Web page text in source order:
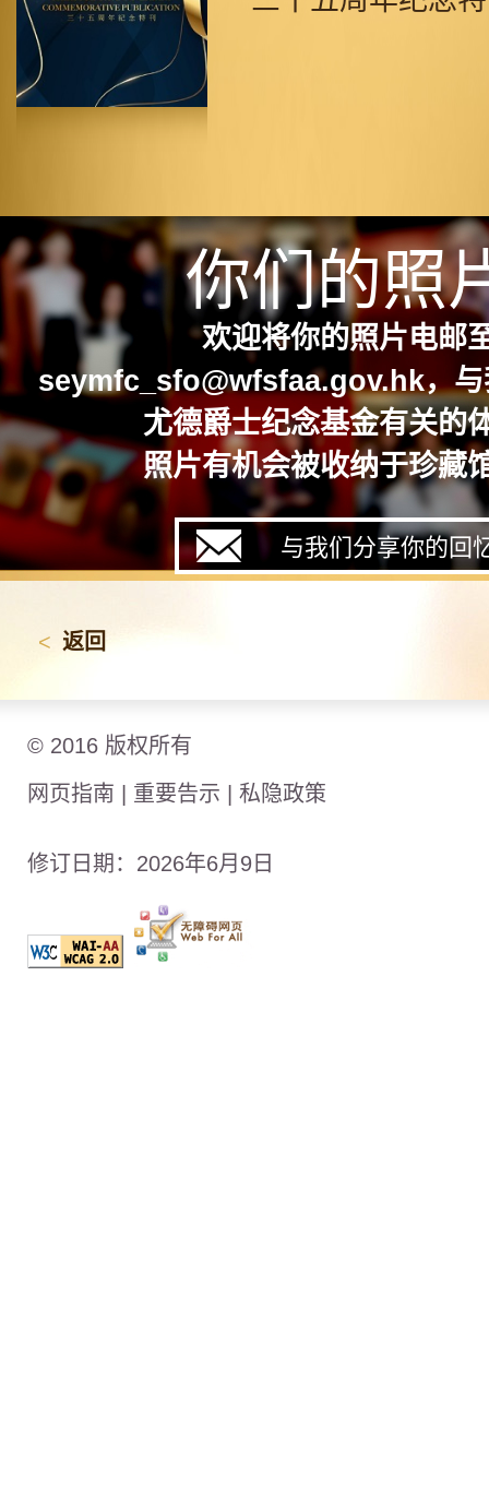
你们的照
欢迎将你的照片电邮
seymfc_sfo@wfsfaa.gov.hk，
尤德爵士纪念基金有关的
照片有机会被收纳于珍藏
与我们分享你的回
< 返回
© 2016 版权所有
网页指南
重要告示 私隐政策
修订日期：2026年6月9日